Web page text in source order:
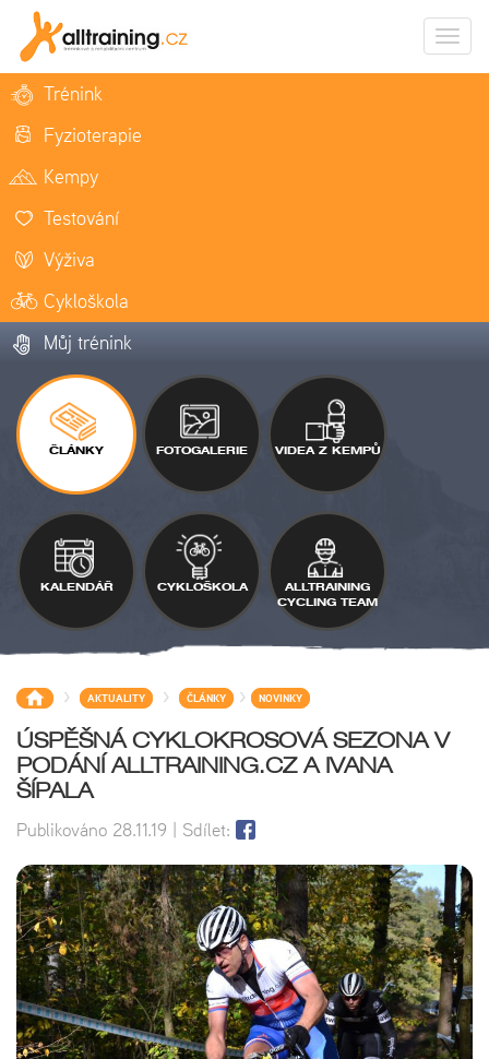
Trénink
Fyzioterapie
Kempy
Testování
Výživa
Cykloškola
Můj trénink
ČLÁNKY FOTOGALERIE VIDEA Z KEMPŮ
KALENDÁŘ CYKLOŠKOLA
ALLTRAINING
CYCLING TEAM
> AKTUALITY > ČLÁNKY > NOVINKY
ÚSPĚŠNÁ CYKLOKROSOVÁ SEZONA V
PODÁNÍ ALLTRAINING.CZ A IVANA
ŠÍPALA
Publikováno 28.11.19 | Sdílet: